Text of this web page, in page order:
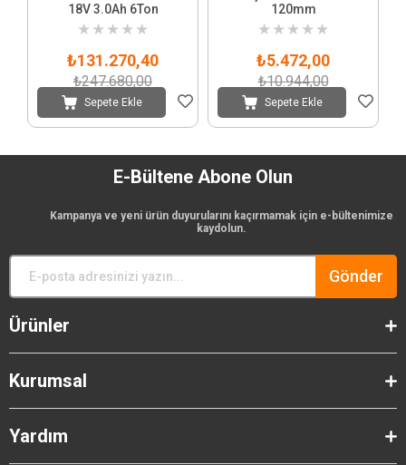
18V 3.0Ah 6Ton
★ ★ ★ ★ ★
₺131.270,40
₺247.680,00
Sepete Ekle
120mm
★ ★ ★ ★ ★
₺5.472,00
₺10.944,00
Sepete Ekle
E-Bültene Abone Olun
Kampanya ve yeni ürün duyurularını kaçırmamak için e-bültenimize
kaydolun.
Gönder
Ürünler
Kurumsal
Yardım